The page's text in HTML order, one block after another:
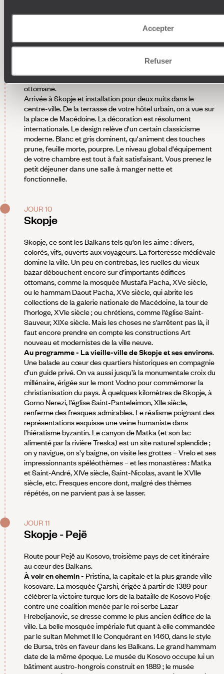
Accepter
Refuser
initialement construite en 1438, puis reconstruite en 1833,
unique en son genre. Intérieur et extérieur, des décors
islamique inhabituel. Le tekké Arabati Baba, du XVIe siècle, a
abrité des derviches bektachis jusqu’à la Seconde Guerre
monument emblématique et un bel exemple de charpenterie
ottomane.
Arrivée à Skopje et installation pour deux nuits dans le
centre-ville. De la terrasse de votre hôtel urbain, on a vue sur
la place de Macédoine. La décoration est résolument
internationale. Le design relève d'un certain classicisme
moderne. Blanc et gris dominent, qu'animent des touches
prune, feuille morte, pourpre. Le niveau global d'équipement
de votre chambre est tout à fait satisfaisant. Vous prenez le
petit déjeuner dans une salle à manger nette et
fonctionnelle.
JOUR 10
Skopje
Skopje, ce sont les Balkans tels qu’on les aime : divers,
colorés, vifs, ouverts aux voyageurs. La forteresse médiévale
domine la ville. Un peu en contrebas, les ruelles du vieux
bazar débouchent encore sur d’importants édifices
ottomans, comme la mosquée Mustafa Pacha, XVe siècle,
ou le hammam Daout Pacha, XVe siècle, qui abrite les
collections de la galerie nationale de Macédoine, la tour de
l’horloge, XVIe siècle ; ou chrétiens, comme l’église Saint-
Sauveur, XIXe siècle. Mais les choses ne s’arrêtent pas là, il
faut encore prendre en compte les constructions Art
nouveau et modernistes de la ville neuve.
Au programme - La vieille-ville de Skopje et ses environs.
Une balade au cœur des quartiers historiques en compagnie
d’un guide privé. On va aussi jusqu’à la monumentale croix du
millénaire, érigée sur le mont Vodno pour commémorer la
christianisation du pays. À quelques kilomètres de Skopje, à
Gorno Nerezi, l’église Saint-Panteleimon, XIIe siècle,
renferme des fresques admirables. Le réalisme poignant des
représentations esquisse une veine humaniste dans
l’hiératisme byzantin. Le canyon de Matka (et son lac
alimenté par la rivière Treska) est un site naturel splendide ;
on y navigue, on s’y baigne, on visite les grottes – Vrelo et ses
impressionnants spéléothèmes – et les monastères : Matka
et Saint-André, XIVe siècle, Saint-Nicolas, avant le XVIIe
siècle, etc. Fresques encore dont, malgré des thèmes
répétés, on ne parvient pas à se lasser.
JOUR 11
Skopje - Pejë
Route pour Pejë au Kosovo, troisième pays de cet itinéraire
au cœur des Balkans.
À voir en chemin - Pristina, la capitale et la plus grande ville
kosovare. La mosquée Çarshi, érigée à partir de 1389 pour
célébrer la victoire turque lors de la bataille de Kosovo Polje
contre une coalition menée par le roi serbe Lazar
Hrebeljanovic, se dresse comme le plus ancien édifice de la
ville. La belle mosquée impériale fut quant à elle commandée
par le sultan Mehmet II le Conquérant en 1460, dans le style
de Bursa, très en faveur dans les Balkans. Le grand hammam
date de la même époque. Le musée du Kosovo occupe lui un
bâtiment austro-hongrois construit en 1889 ; le musée